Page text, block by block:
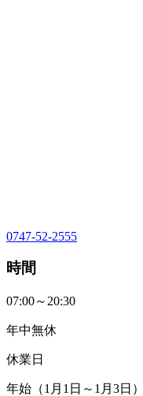
0747-52-2555
時間
07:00～20:30
年中無休
休業日
年始（1月1日～1月3日）